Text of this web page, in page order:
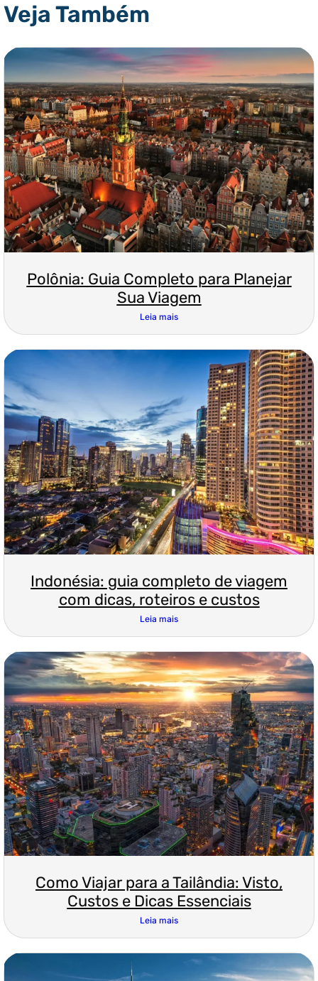
Veja Também
Polônia: Guia Completo para Planejar
Sua Viagem
Leia mais
Indonésia: guia completo de viagem
com dicas, roteiros e custos
Leia mais
Como Viajar para a Tailândia: Visto,
Custos e Dicas Essenciais
Leia mais